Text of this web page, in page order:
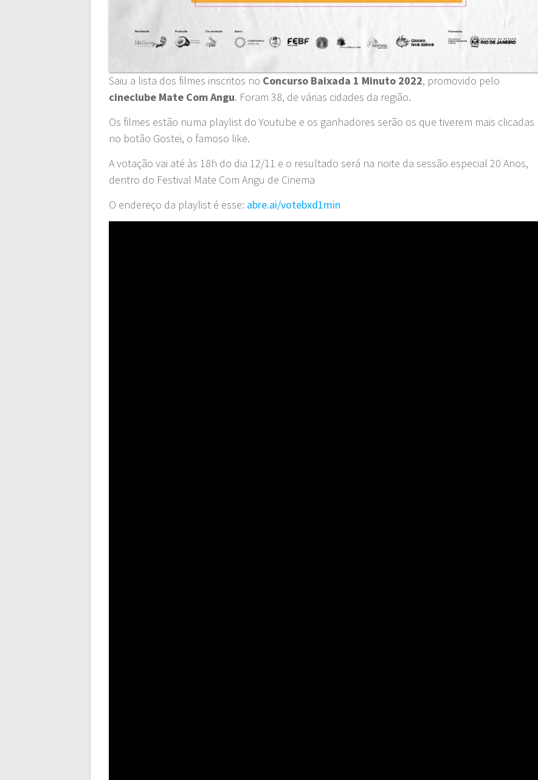
Saiu a lista dos filmes inscritos no Concurso Baixada 1 Minuto 2022, promovido pelo
cineclube Mate Com Angu. Foram 38, de várias cidades da região.
Os filmes estão numa playlist do Youtube e os ganhadores serão os que tiverem mais clicadas
no botão Gostei, o famoso like.
A votação vai até às 18h do dia 12/11 e o resultado será na noite da sessão especial 20 Anos,
dentro do Festival Mate Com Angu de Cinema
O endereço da playlist é esse: abre.ai/votebxd1min